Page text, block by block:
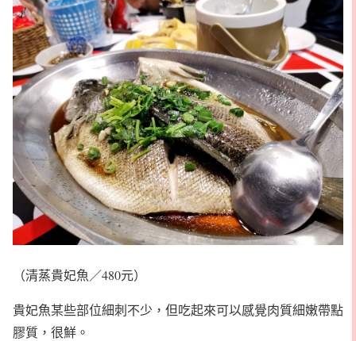
（清蒸貴妃魚／480元）
貴妃魚某些部位細刺不少，但吃起來可以感覺肉質細嫩帶點
膠質，很鮮。